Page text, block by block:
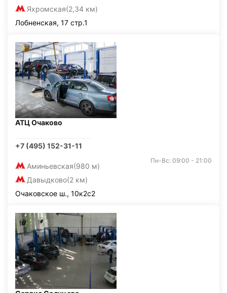
Яхромская(2,34 км)
Лобненская, 17 стр.1
АТЦ Очаково
+7 (495) 152-31-11
Аминьевская(980 м)
Давыдково(2 км)
Пн-Вс: 09:00 - 21:00
Очаковское ш., 10к2с2